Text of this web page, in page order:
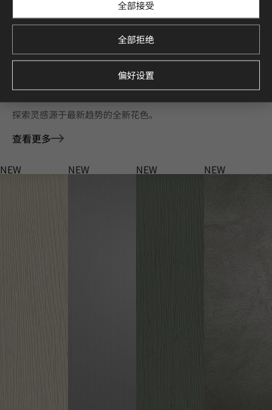
探索创新项目、独特色彩与最新新闻和趋势
Subscribe
Deco Film 家具膜 全新花色
探索灵感源于最新趋势的全新花色。
查看更多
NEW NEW NEW NEW
全部接受
全部拒绝
偏好设置